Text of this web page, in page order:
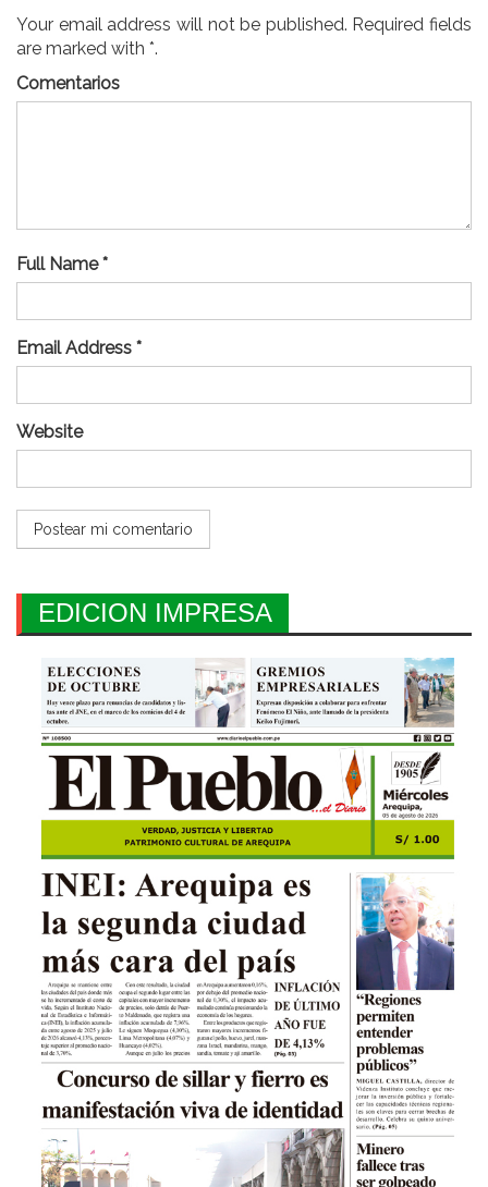
Your email address will not be published. Required fields
are marked with *.
Comentarios
Full Name *
Email Address *
Website
EDICION IMPRESA